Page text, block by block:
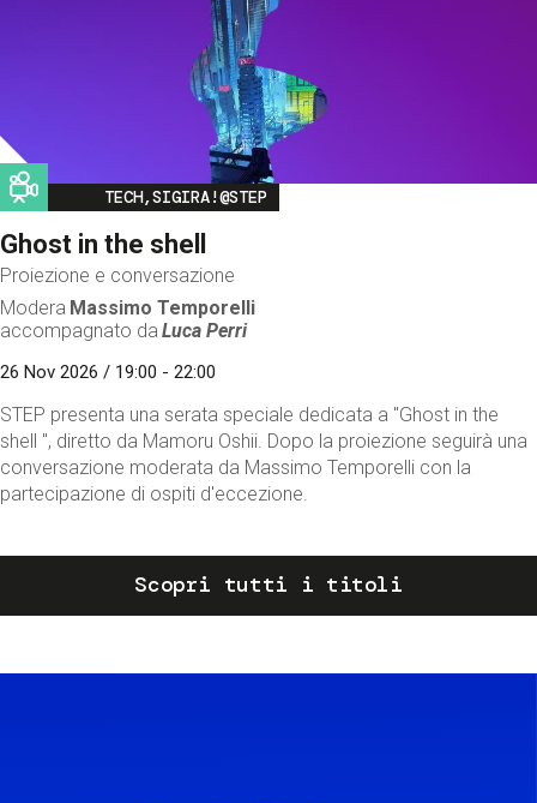
Image
TECH,SIGIRA!@STEP
Ghost in the shell
Proiezione e conversazione
Modera Massimo Temporelli
accompagnato da Luca Perri
26 Nov 2026 / 19:00 - 22:00
STEP presenta una serata speciale dedicata a "Ghost in the
shell ", diretto da Mamoru Oshii. Dopo la proiezione seguirà una
conversazione moderata da Massimo Temporelli con la
partecipazione di ospiti d'eccezione.
Scopri tutti i titoli